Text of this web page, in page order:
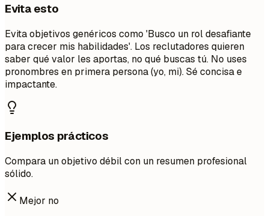
Evita esto
Evita objetivos genéricos como 'Busco un rol desafiante
para crecer mis habilidades'. Los reclutadores quieren
saber qué valor les aportas, no qué buscas tú. No uses
pronombres en primera persona (yo, mi). Sé concisa e
impactante.
Ejemplos prácticos
Compara un objetivo débil con un resumen profesional
sólido.
Mejor no